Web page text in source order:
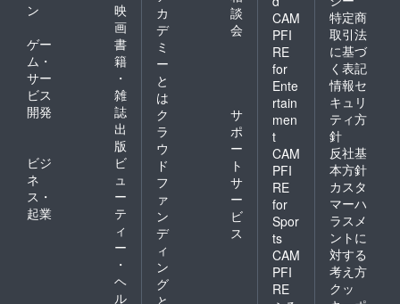
ン
映
画
ゲー
ム・
サー
ビス
開発
書
籍
・
雑
誌
出
版
ビジ
ネ
ス・
起業
ビ
ュ
ー
テ
ィ
ー
・
ヘ
ル
カ
デ
ミ
ー
と
は
談
会
ク
ラ
ウ
ド
フ
ァ
ン
デ
ィ
ン
グ
と
サ
ポ
ー
ト
サ
ー
ビ
ス
CAM
PFI
RE
for
Ente
rtain
men
t
CAM
PFI
RE
for
Spor
ts
CAM
PFI
RE
特定商
取引法
に基づ
く表記
情報セ
キュリ
ティ方
針
反社基
本方針
カスタ
マーハ
ラスメ
ントに
対する
考え方
クッ